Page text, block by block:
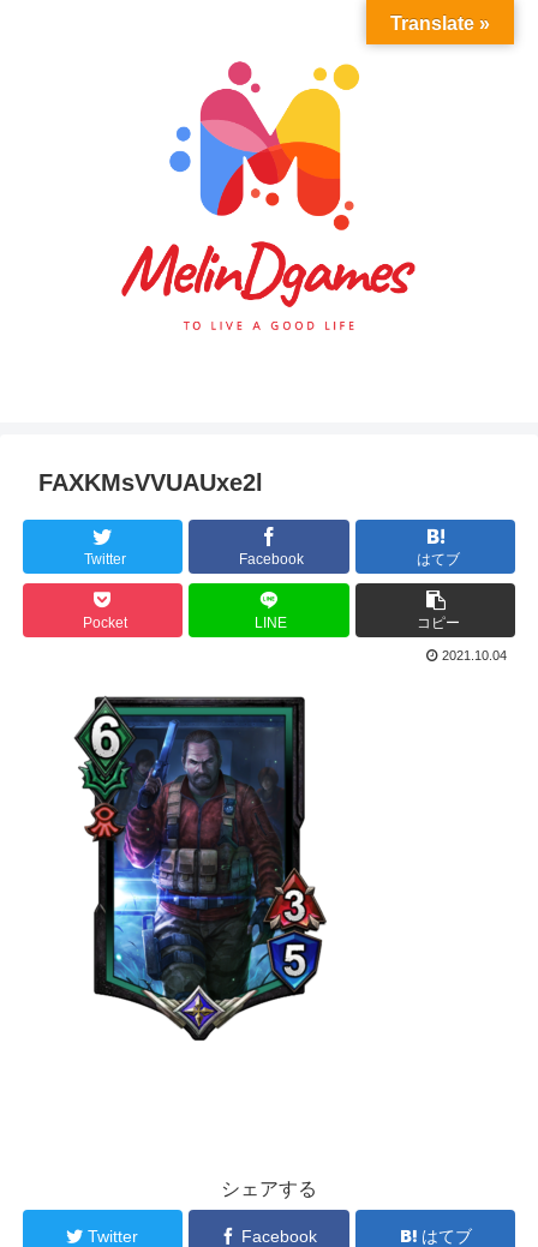
FAXKMsVVUAUxe2l
Twitter Facebook はてブ
Pocket LINE コピー
2021.10.04
シェアする
Twitter Facebook はてブ
Translate »